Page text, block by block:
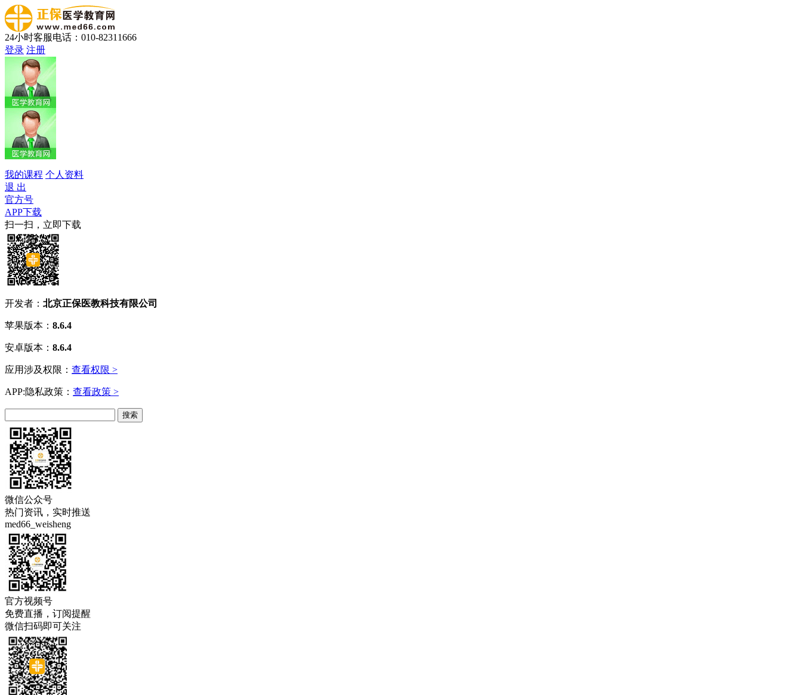
24小时客服电话：010-82311666
登录 注册
我的课程 个人资料
退 出
官方号
APP下载
扫一扫，立即下载
开发者： 北京正保医教科技有限公司
苹果版本： 8.6.4
安卓版本： 8.6.4
应用涉及权限： 查看权限 >
APP:隐私政策： 查看政策 >
微信公众号
热门资讯，实时推送
med66_weisheng
官方视频号
免费直播，订阅提醒
微信扫码即可关注